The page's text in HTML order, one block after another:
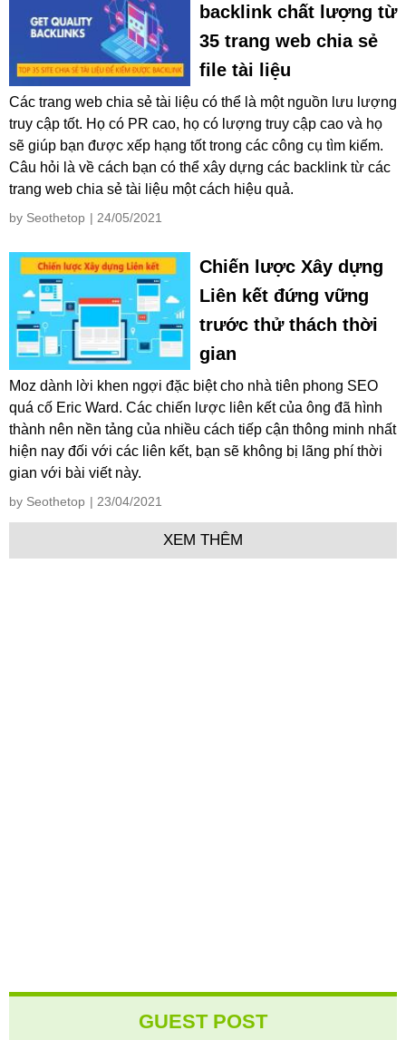
backlink chất lượng từ
35 trang web chia sẻ
file tài liệu
Các trang web chia sẻ tài liệu có thể là một nguồn lưu lượng
truy cập tốt. Họ có PR cao, họ có lượng truy cập cao và họ
sẽ giúp bạn được xếp hạng tốt trong các công cụ tìm kiếm.
Câu hỏi là về cách bạn có thể xây dựng các backlink từ các
trang web chia sẻ tài liệu một cách hiệu quả.
by Seothetop | 24/05/2021
Chiến lược Xây dựng
Liên kết đứng vững
trước thử thách thời
gian
Moz dành lời khen ngợi đặc biệt cho nhà tiên phong SEO
quá cố Eric Ward. Các chiến lược liên kết của ông đã hình
thành nên nền tảng của nhiều cách tiếp cận thông minh nhất
hiện nay đối với các liên kết, bạn sẽ không bị lãng phí thời
gian với bài viết này.
by Seothetop | 23/04/2021
XEM THÊM
GUEST POST